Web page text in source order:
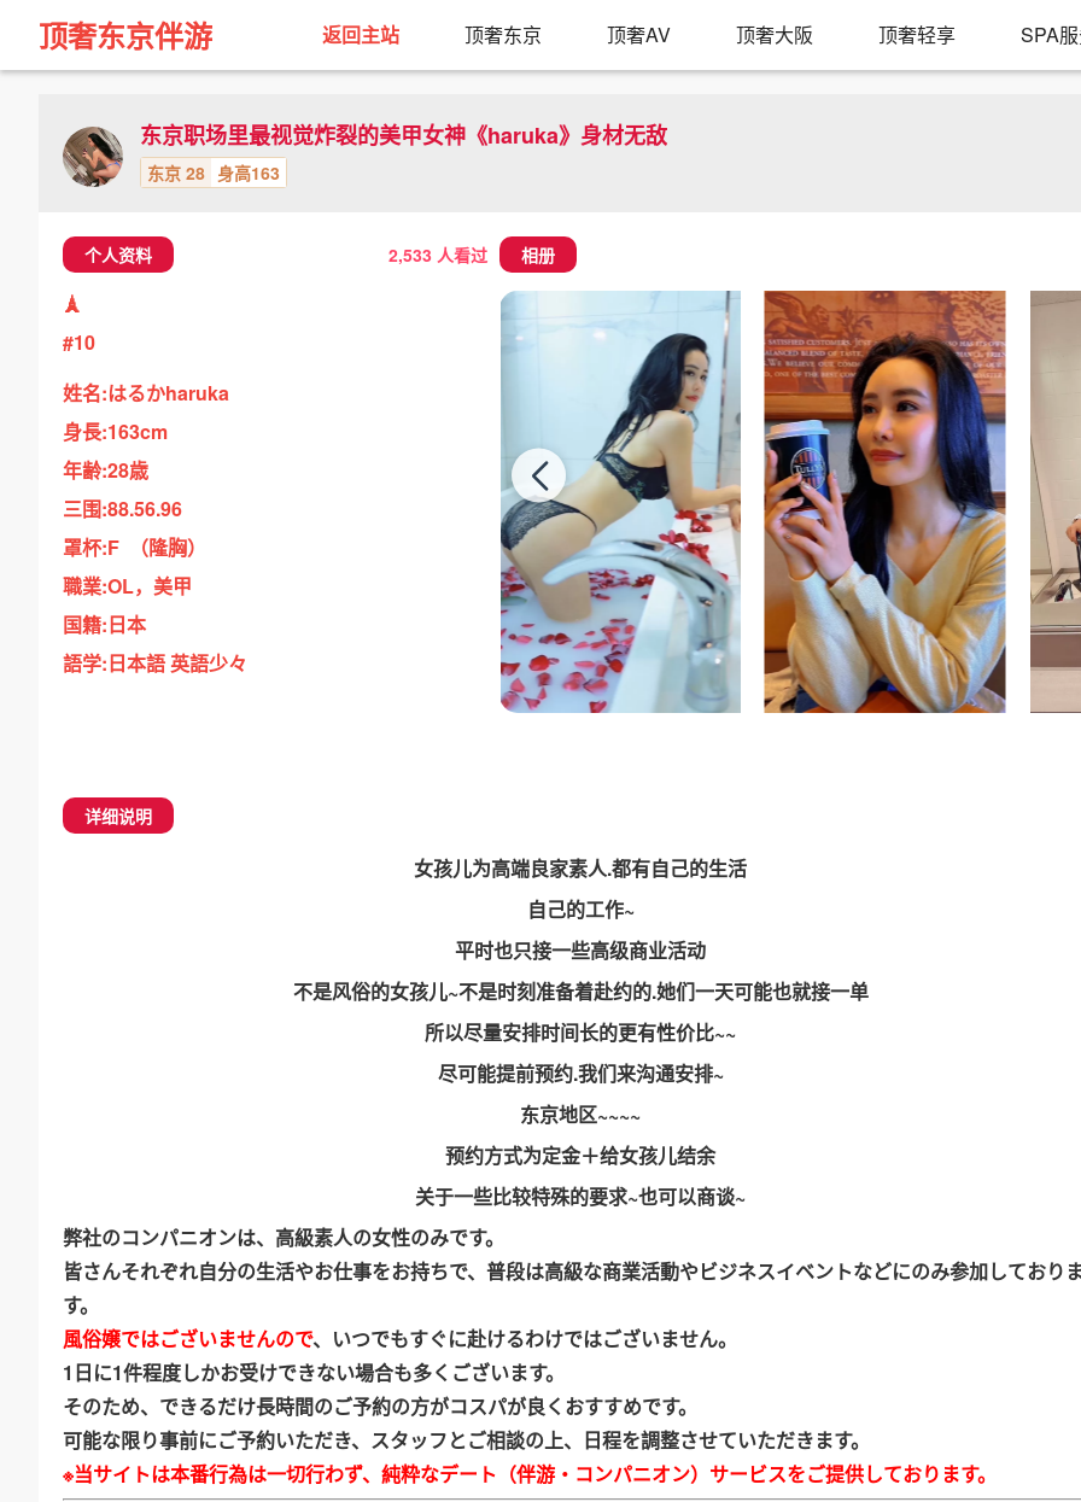
顶奢东京伴游 返回主站 顶奢东京 顶奢AV 顶奢大阪 顶奢轻享 SPA
东京职场里最视觉炸裂的美甲女神《haruka》身材无敌
东京 28 身高163
个人资料 2,533 人看过
🗼
#10
姓名:はるかharuka
身長:163cm
年齢:28歳
三围:88.56.96
罩杯:F （隆胸）
職業:OL，美甲
国籍:日本
語学:日本語 英語少々
相册
详细说明
女孩儿为高端良家素人.都有自己的生活
自己的工作~
平时也只接一些高级商业活动
不是风俗的女孩儿~不是时刻准备着赴约的.她们一天可能也就接一单
所以尽量安排时间长的更有性价比~~
尽可能提前预约.我们来沟通安排~
东京地区~~~~
预约方式为定金＋给女孩儿结余
关于一些比较特殊的要求~也可以商谈~
弊社のコンパニオンは、高級素人の女性のみです。
皆さんそれぞれ自分の生活やお仕事をお持ちで、普段は高級な商業活動やビジネスイベントなどにのみ参加しており
す。
風俗嬢ではございませんので、いつでもすぐに赴けるわけではございません。
1日に1件程度しかお受けできない場合も多くございます。
そのため、できるだけ長時間のご予約の方がコスパが良くおすすめです。
可能な限り事前にご予約いただき、スタッフとご相談の上、日程を調整させていただきます。
※当サイトは本番行為は一切行わず、純粋なデート（伴游・コンパニオン）サービスをご提供しております。